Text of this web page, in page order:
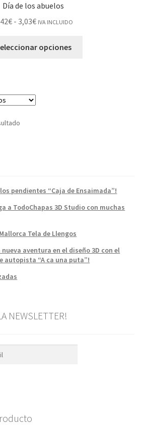
Día de los abuelos
€ - 3,03€ IVA INCLUIDO
opciones
pendientes “Caja de Ensaimada”!
a TodoChapas 3D Studio con muchas
Tela de Llengos
nueva aventura en el diseño 3D con el
autopista “A ca una puta”!
NEWSLETTER!